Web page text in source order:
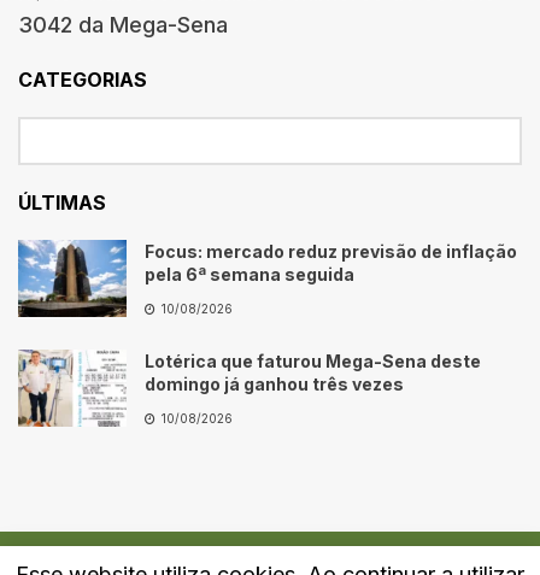
3042 da Mega-Sena
CATEGORIAS
ÚLTIMAS
Focus: mercado reduz previsão de inflação
pela 6ª semana seguida
10/08/2026
Lotérica que faturou Mega-Sena deste
domingo já ganhou três vezes
10/08/2026